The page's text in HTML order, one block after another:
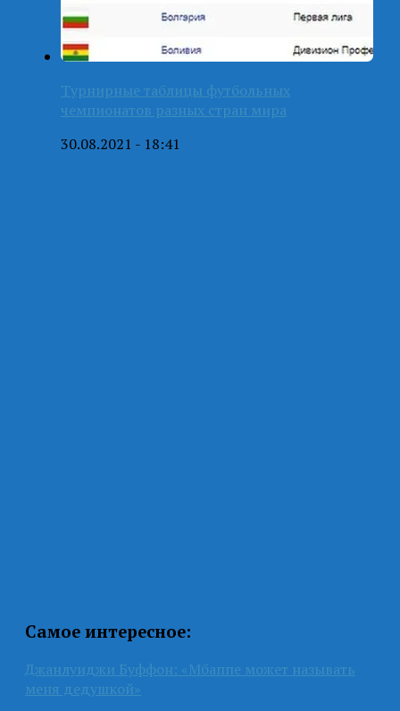
Турнирные таблицы футбольных
чемпионатов разных стран мира
30.08.2021 - 18:41
Самое интересное:
Джанлуиджи Буффон: «Мбаппе может называть
меня дедушкой»